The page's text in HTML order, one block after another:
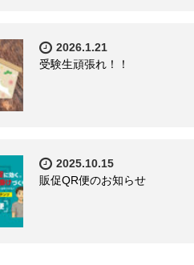
2026.1.21
受験生頑張れ！！
2025.10.15
販促QR便のお知らせ